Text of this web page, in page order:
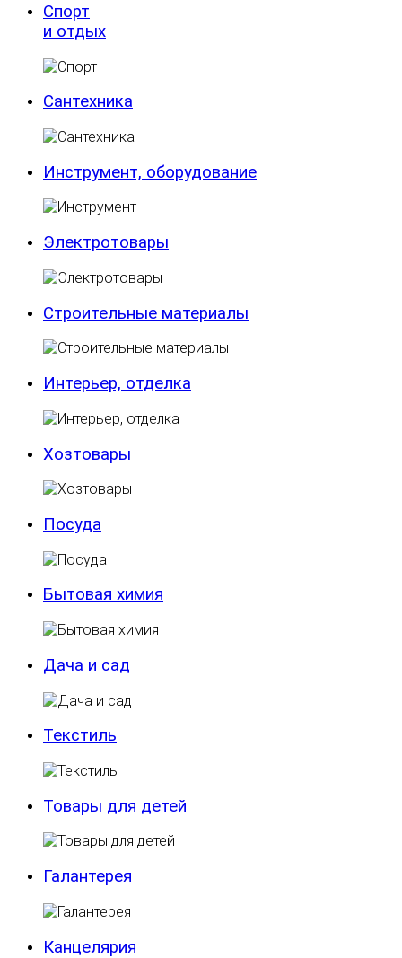
Спорт
и отдых
Сантехника
Инструмент, оборудование
Электротовары
Строительные материалы
Интерьер, отделка
Хозтовары
Посуда
Бытовая химия
Дача и сад
Текстиль
Товары для детей
Галантерея
Канцелярия